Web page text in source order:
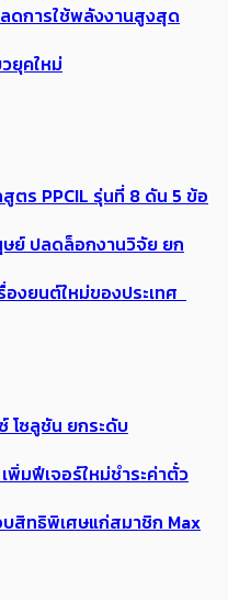
ลดการใช้พลังงานสูงสุด
ยุคใหม่
ตร PPCIL รุ่นที่ 8 ดัน 5 ข้อ
ษย์ ปลดล็อกงานวิจัย ยก
งยนต์ใหม่ของประเทศ
โซลูชัน ยกระดับ
พิ่มฟีเจอร์ใหม่ชำระค่าตั๋ว
สิทธิพิเศษแก่สมาชิก Max